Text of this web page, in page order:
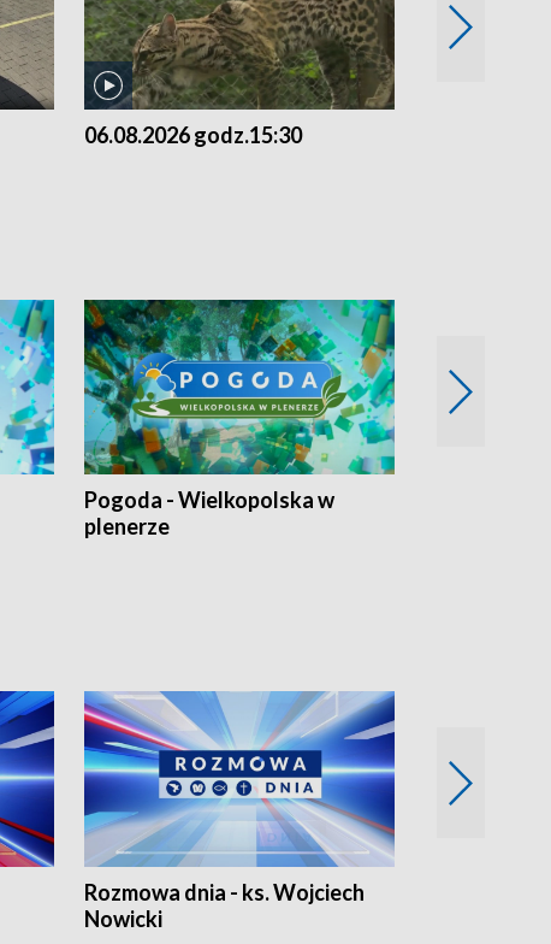
06.08.2026 godz.15:30
Pogoda - Wielkopolska w
plenerze
Rozmowa dnia - ks. Wojciech
Nowicki